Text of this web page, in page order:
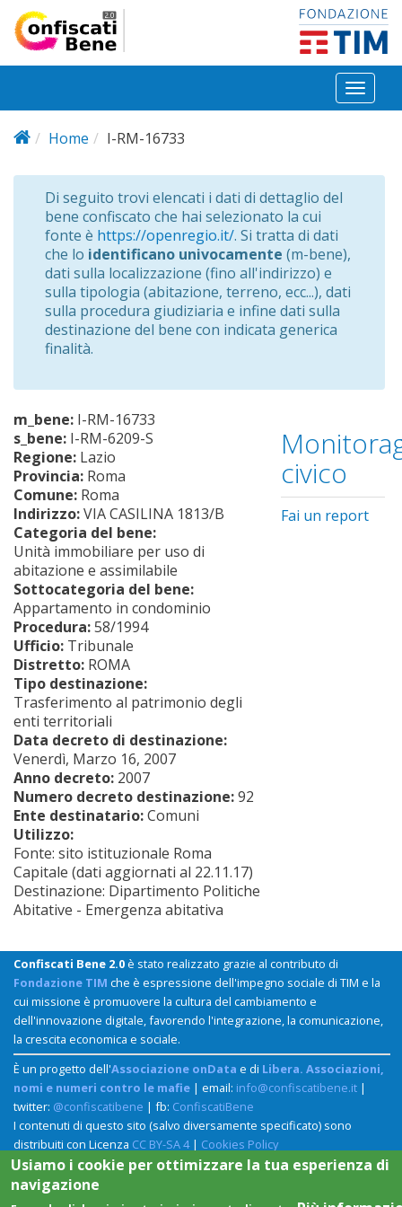
Salta al contenuto principale
Toggle
Home
I-RM-16733
Di seguito trovi elencati i dati di dettaglio del
bene confiscato che hai selezionato la cui
fonte è https://openregio.it/. Si tratta di dati
che lo identificano univocamente (m-bene),
dati sulla localizzazione (fino all'indirizzo) e
sulla tipologia (abitazione, terreno, ecc...), dati
sulla procedura giudiziaria e infine dati sulla
destinazione del bene con indicata generica
finalità.
m_bene: I-RM-16733
s_bene: I-RM-6209-S
Regione: Lazio
Provincia: Roma
Comune: Roma
Indirizzo:VIA CASILINA 1813/B
Categoria del bene:
Unità immobiliare per uso di
abitazione e assimilabile
Sottocategoria del bene:
Appartamento in condominio
Procedura:58/1994
Ufficio: Tribunale
Distretto: ROMA
Tipo destinazione:
Trasferimento al patrimonio degli
enti territoriali
Data decreto di destinazione:
Venerdì, Marzo 16, 2007
Anno decreto: 2007
Numero decreto destinazione:92
Ente destinatario:Comuni
Utilizzo:
Fonte: sito istituzionale Roma
Capitale (dati aggiornati al 22.11.17)
Destinazione: Dipartimento Politiche
Abitative - Emergenza abitativa
civico
Fai un report
Confiscati Bene 2.0è stato realizzato grazie al contributo di
Fondazione TIM che è espressione dell'impegno sociale di TIM e la
cui missione è promuovere la cultura del cambiamento e
dell'innovazione digitale, favorendo l'integrazione, la comunicazione,
la crescita economica e sociale.
È un progetto dell'Associazione onData e di Libera. Associazioni,
nomi e numeri contro le mafie | email: info@confiscatibene.it |
twitter: @confiscatibene | fb: ConfiscatiBene
I contenuti di questo sito (salvo diversamente specificato) sono
distribuiti con Licenza CC BY-SA 4| Cookies Policy
Usiamo i cookie per ottimizzare la tua esperienza di
navigazione